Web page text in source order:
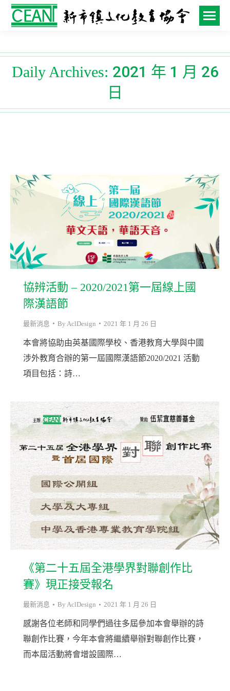
Daily Archives: 2021 年 1 月 26
日
協辨活動 – 2020/2021第一屆線上國
際漢語節
最新消息 By AclDesign 2021 年 1 月 26 日
本會將協助由英基國際學校、香港教育大學與中國
涉外教育合辦的第一屆國際漢語節2020/2021 活動
項目包括：詩…
《第二十五屆全港學界對聯創作比
賽》現正接受報名
最新消息 By AclDesign 2021 年 1 月 26 日
感謝各位老師和同學們過往多屆參加本會舉辦的詩
聯創作比賽，今年本會將繼續舉辦對聯創作比賽，
而本屆活動將會增設國際…